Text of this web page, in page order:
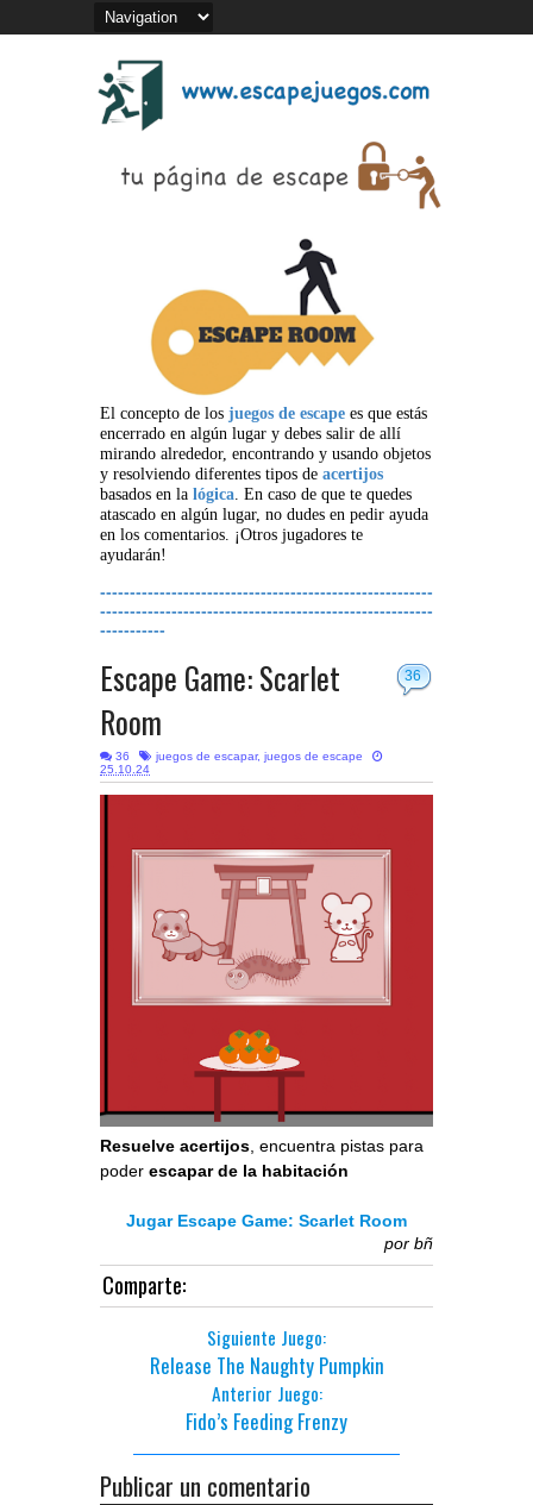
El concepto de los juegos de escape es que estás
encerrado en algún lugar y debes salir de allí
mirando alrededor, encontrando y usando objetos
y resolviendo diferentes tipos de acertijos
basados en la lógica. En caso de que te quedes
atascado en algún lugar, no dudes en pedir ayuda
en los comentarios. ¡Otros jugadores te
ayudarán!
--------------------------------------------------------
--------------------------------------------------------
-----------
36
Escape Game: Scarlet
Room
36 juegos de escapar, juegos de escape
25.10.24
Resuelve acertijos , encuentra pistas para
poder escapar de la habitación
Jugar Escape Game: Scarlet Room
por bñ
Comparte:
Siguiente Juego:
Release The Naughty Pumpkin
Anterior Juego:
Fido’s Feeding Frenzy
Publicar un comentario